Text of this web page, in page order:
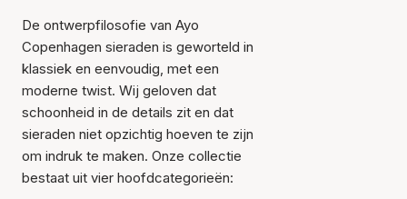
De ontwerpfilosofie van Ayo
Copenhagen sieraden is geworteld in
klassiek en eenvoudig, met een
moderne twist. Wij geloven dat
schoonheid in de details zit en dat
sieraden niet opzichtig hoeven te zijn
om indruk te maken. Onze collectie
bestaat uit vier hoofdcategorieën: